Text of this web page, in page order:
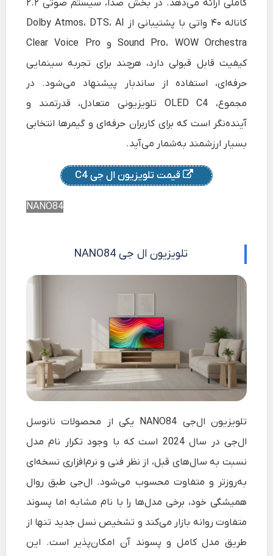
کاملی ارائه می‌دهد. در بخش صدا، سیستم صوتی ۲.۲
کاناله ۴۰ واتی با پشتیبانی از Dolby Atmos، DTS، AI
Sound Pro، WOW Orchestra و Clear Voice Pro
کیفیت قابل قبولی دارد، هرچند برای تجربه سینمایی
حرفه‌ای، استفاده از ساندبار پیشنهاد می‌شود. در
مجموع، OLED C4 تلویزیونی متعادل، قدرتمند و
آینده‌نگر است که برای کاربران حرفه‌ای و گیمرها انتخابی
بسیار ارزشمند به‌شمار می‌آید.
قیمت تلویزیون ال جی C4
NANO84
تلویزیون ال جی NANO84
تلویزیون ال‌جی NANO84 یکی از محصولات نانوسل
ال‌جی در سال 2024 است که با وجود تکرار نام مدل
نسبت به سال‌های قبل، از نظر فنی و نرم‌افزاری نسخه‌ای
به‌روزتر و متفاوت محسوب می‌شود. ال‌جی طبق روال
همیشگی خود، برخی مدل‌ها را با نام مشابه اما پسوند
متفاوت روانه بازار می‌کند و تشخیص نسل جدید تنها از
طریق مدل کامل و پسوند آن امکان‌پذیر است. این